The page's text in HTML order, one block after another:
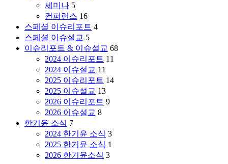
세미나 5
컨퍼런스 16
스페셜 이슈리포트 4
스페셜 이슈설교 5
이슈리포트 & 이슈설교 68
2024 이슈리포트 11
2024 이슈설교 11
2025 이슈리포트 14
2025 이슈설교 13
2026 이슈리포트 9
2026 이슈설교 8
한기윤 소식 7
2024 한기윤 소식 3
2025 한기윤 소식 1
2026 한기윤소식 3